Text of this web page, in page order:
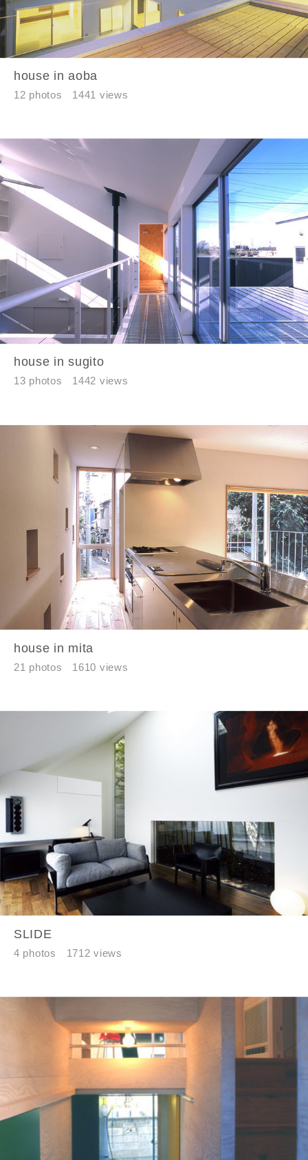
house in aoba
12 photos 1441 views
house in sugito
13 photos 1442 views
house in mita
21 photos 1610 views
SLIDE
4 photos 1712 views